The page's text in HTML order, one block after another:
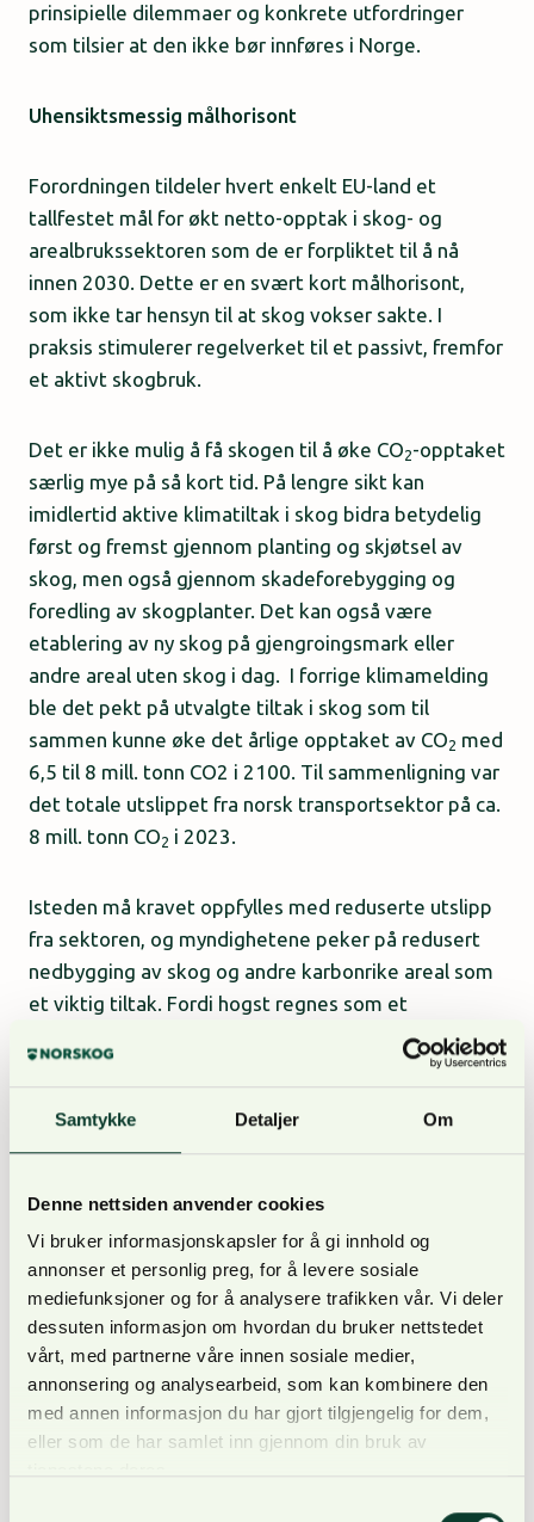
Samtykke Detaljer Om
Denne nettsiden anvender cookies
Vi bruker informasjonskapsler for å gi innhold og
annonser et personlig preg, for å levere sosiale
mediefunksjoner og for å analysere trafikken vår. Vi deler
dessuten informasjon om hvordan du bruker nettstedet
vårt, med partnerne våre innen sosiale medier,
annonsering og analysearbeid, som kan kombinere den
med annen informasjon du har gjort tilgjengelig for dem,
eller som de har samlet inn gjennom din bruk av
prinsipielle dilemmaer og konkrete utfordringer
som tilsier at den ikke bør innføres i Norge.
Uhensiktsmessig målhorisont
Forordningen tildeler hvert enkelt EU-land et
tallfestet mål for økt netto-opptak i skog- og
arealbrukssektoren som de er forpliktet til å nå
innen 2030. Dette er en svært kort målhorisont,
som ikke tar hensyn til at skog vokser sakte. I
praksis stimulerer regelverket til et passivt, fremfor
et aktivt skogbruk.
Det er ikke mulig å få skogen til å øke CO2-opptaket
særlig mye på så kort tid. På lengre sikt kan
imidlertid aktive klimatiltak i skog bidra betydelig
først og fremst gjennom planting og skjøtsel av
skog, men også gjennom skadeforebygging og
foredling av skogplanter. Det kan også være
etablering av ny skog på gjengroingsmark eller
andre areal uten skog i dag. I forrige klimamelding
ble det pekt på utvalgte tiltak i skog som til
sammen kunne øke det årlige opptaket av CO2 med
6,5 til 8 mill. tonn CO2 i 2100. Til sammenligning var
det totale utslippet fra norsk transportsektor på ca.
8 mill. tonn CO2 i 2023.
Isteden må kravet oppfylles med reduserte utslipp
fra sektoren, og myndighetene peker på redusert
nedbygging av skog og andre karbonrike areal som
et viktig tiltak. Fordi hogst regnes som et
umiddelbart utslipp i EUs regelverk, vil den korte
målhorisonten også gi insentiver til å begrense
Til tross for at Sverige stemte imot regelverket i
EU, er landet nå forpliktet til å følge det. De har nylig
lagt fram sine tiltak for å oppfylle kravene i den
såkalte «Miljømålsberedningen». Sveriges innsats
handler blant annet om to diskutable grep: De vil
kompensere skogeiere for å utsette hogst i 5 til 20
år med store offentlige støttebeløp. I tillegg legger